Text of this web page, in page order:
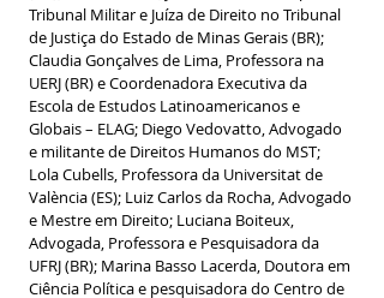
Tribunal Militar e Juíza de Direito no Tribunal
de Justiça do Estado de Minas Gerais (BR);
Claudia Gonçalves de Lima, Professora na
UERJ (BR) e Coordenadora Executiva da
Escola de Estudos Latinoamericanos e
Globais – ELAG; Diego Vedovatto, Advogado
e militante de Direitos Humanos do MST;
Lola Cubells, Professora da Universitat de
València (ES); Luiz Carlos da Rocha, Advogado
e Mestre em Direito; Luciana Boiteux,
Advogada, Professora e Pesquisadora da
UFRJ (BR); Marina Basso Lacerda, Doutora em
Ciência Política e pesquisadora do Centro de